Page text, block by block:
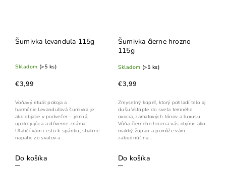
Šumivka levanduľa 115g
Skladom (>5 ks)
€3,99
Do košíka
Voňavý rituál pokoja a
harmónie.Levanduľová šumivka je
ako objatie v podvečer – jemná,
upokojujúca a dôverne známa.
Uľahčí vám cestu k spánku, stiahne
napätie zo svalov a...
Šumivka čierne hrozno
115g
Skladom (>5 ks)
€3,99
Do košíka
Zmyselný kúpeľ, ktorý pohladí telo aj
dušu.Vstúpte do sveta temného
ovocia, zamatových tónov a luxusu.
Vôňa čierneho hrozna vás objíme ako
mäkký župan a pomôže vám
zabudnúť na...